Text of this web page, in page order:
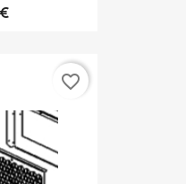
favorite_border